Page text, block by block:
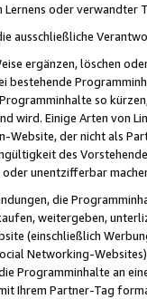
oder
ausschließliche
ergänzen, löschen
bestehende
so
wird. Einige Arten von
Website, der nicht als
des
oder unentzifferbar
die
weitergeben,
(einschließlich
Networking-
Programminhalte an
Ihrem Partner-Tag